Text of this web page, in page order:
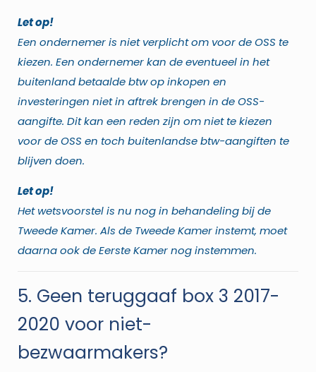
Let op!
Een ondernemer is niet verplicht om voor de OSS te
kiezen. Een ondernemer kan de eventueel in het
buitenland betaalde btw op inkopen en
investeringen niet in aftrek brengen in de OSS-
aangifte. Dit kan een reden zijn om niet te kiezen
voor de OSS en toch buitenlandse btw-aangiften te
blijven doen.
Let op!
Het wetsvoorstel is nu nog in behandeling bij de
Tweede Kamer. Als de Tweede Kamer instemt, moet
daarna ook de Eerste Kamer nog instemmen.
5. Geen teruggaaf box 3 2017-
2020 voor niet-
bezwaarmakers?